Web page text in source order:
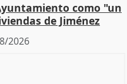
como "un
de Jiménez
2026